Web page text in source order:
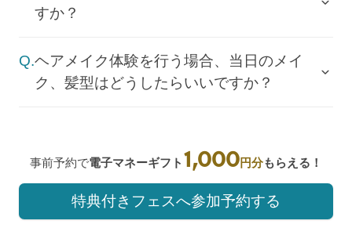
すか？
Q.ヘアメイク体験を行う場合、当日のメイ
ク、髪型はどうしたらいいですか？
事前予約で電子マネーギフト 1,000円分もらえる！
特典付きフェスへ参加予約する